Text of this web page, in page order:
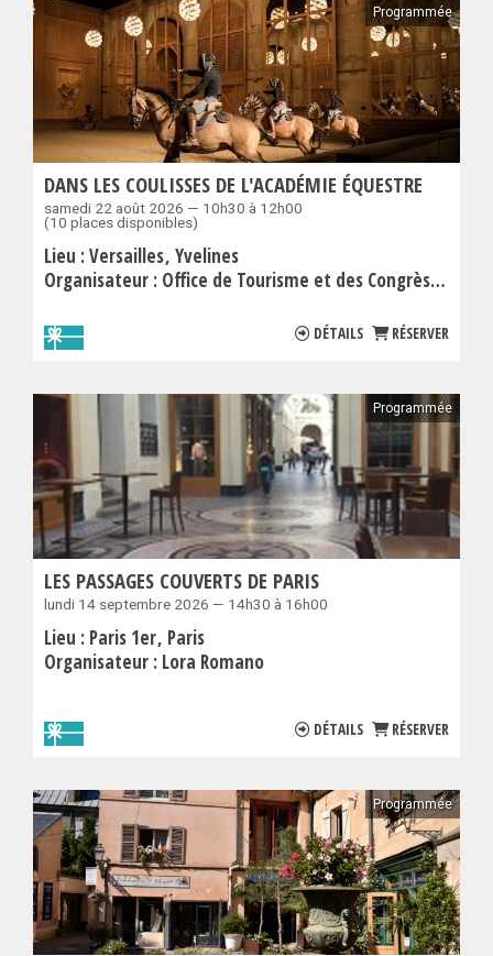
Programmée
DANS LES COULISSES DE L'ACADÉMIE ÉQUESTRE
samedi 22 août 2026 — 10h30 à 12h00
(10 places disponibles)
Lieu :Versailles Yvelines
Organisateur : Office de Tourisme et des Congrès de Versailles Grand Parc
DÉTAILS RÉSERVER
Programmée
LES PASSAGES COUVERTS DE PARIS
lundi 14 septembre 2026 — 14h30 à 16h00
Lieu : Paris 1er Paris
Organisateur : Lora Romano
DÉTAILS RÉSERVER
Programmée